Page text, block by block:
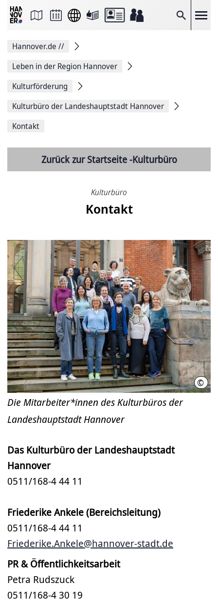
Suche
Seite
Facebook
teilen
Seitenlink
Seite
Hannover.de //
Leben in der Region Hannover
Kulturförderung
Kulturbüro der Landeshauptstadt Hannover
Kontakt
Zurück zur Startseite -Kulturbüro
Kulturbüro
Kontakt
©
Die Mitarbeiter*innen des Kulturbüros der
Landeshauptstadt Hannover
Das Kulturbüro der Landeshauptstadt
Hannover
0511/168-4 44 11
Friederike Ankele (Bereichsleitung)
0511/168-4 44 11
Friederike.Ankele@hannover-stadt.de
PR & Öffentlichkeitsarbeit
Petra Rudszuck
0511/168-4 30 19